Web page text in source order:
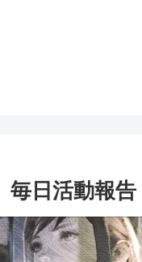
毎日活動報告